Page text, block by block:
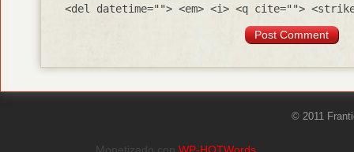
<del datetime=""> <em> <i> <q cite="">
© 2011
Monetizado con WP-HOTWords.